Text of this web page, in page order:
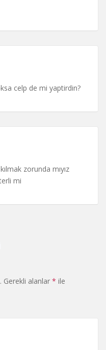
celp de mi yaptirdin?
zorunda mıyız
mi
Gerekli alanlar * ile